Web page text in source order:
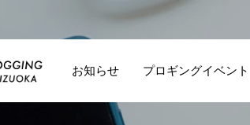
お知らせ プロギングイベント